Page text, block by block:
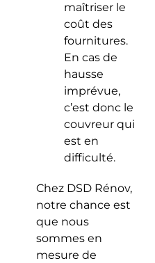
maîtriser le
coût des
fournitures.
En cas de
hausse
imprévue,
c’est donc le
couvreur qui
est en
difficulté.
Chez DSD Rénov,
notre chance est
que nous
sommes en
mesure de